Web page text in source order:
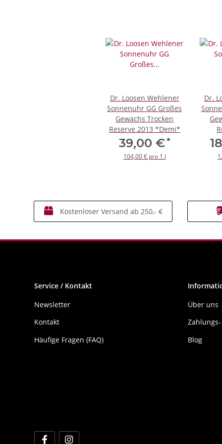
Dr. Loosen Wehlener
Sonnenuhr GG Großes
Gewächs Trocken
Reserve 2013 *Demi*
39,00 €*
104,00 € pro 1 l
Dr.
Kostenloser Versand ab 250,- €
Service / Kontakt
Newsletter
Kontakt
Häufige Fragen (FAQ)
Über uns
Blog